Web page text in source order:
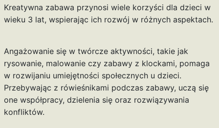
Kreatywna zabawa przynosi wiele korzyści dla dzieci w
wieku 3 lat, wspierając ich rozwój w różnych aspektach.
Angażowanie się w twórcze aktywności, takie jak
rysowanie, malowanie czy zabawy z klockami, pomaga
w rozwijaniu umiejętności społecznych u dzieci.
Przebywając z rówieśnikami podczas zabawy, uczą się
one współpracy, dzielenia się oraz rozwiązywania
konfliktów.